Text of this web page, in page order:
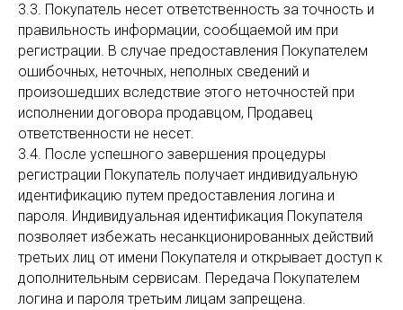
3.3. Покупатель несет ответственность за точность и
правильность информации, сообщаемой им при
регистрации. В случае предоставления Покупателем
ошибочных, неточных, неполных сведений и
произошедших вследствие этого неточностей при
исполнении договора продавцом, Продавец
ответственности не несет.
3.4. После успешного завершения процедуры
регистрации Покупатель получает индивидуальную
идентификацию путем предоставления логина и
пароля. Индивидуальная идентификация Покупателя
позволяет избежать несанкционированных действий
третьих лиц от имени Покупателя и открывает доступ к
дополнительным сервисам. Передача Покупателем
логина и пароля третьим лицам запрещена.